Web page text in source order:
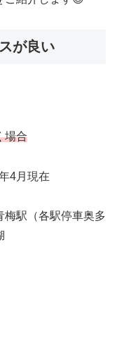
が良い
場合
4月現在
梅駅（各駅停車奥多